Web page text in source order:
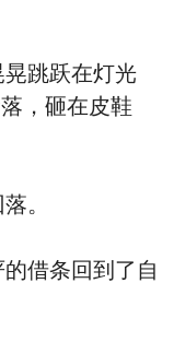
跳跃在灯光
，砸在皮鞋
。
借条回到了自